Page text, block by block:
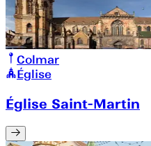
Colmar
Église
Église Saint-Martin